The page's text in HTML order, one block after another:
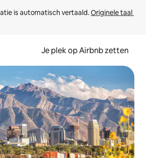
is automatisch vertaald. Originele taal
Je plek op Airbnb zetten